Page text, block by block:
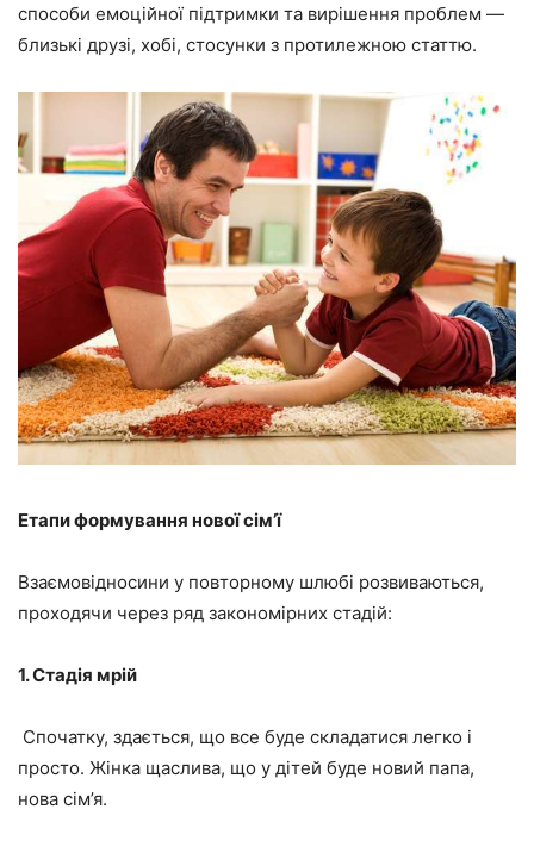
способи емоційної підтримки та вирішення проблем —
близькі друзі, хобі, стосунки з протилежною статтю.
Етапи формування нової сім’ї
Взаємовідносини у повторному шлюбі розвиваються,
проходячи через ряд закономірних стадій:
1. Стадія мрій
Спочатку, здається, що все буде складатися легко і
просто. Жінка щаслива, що у дітей буде новий папа,
нова сім’я.